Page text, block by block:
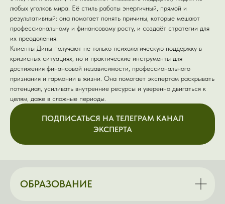
любых уголков мира. Её стиль работы энергичный, прямой и
результативный: она помогает понять причины, которые мешают
профессиональному и финансовому росту, и создаёт стратегии для
их преодоления.
Клиенты Дины получают не только психологическую поддержку в
кризисных ситуациях, но и практические инструменты для
достижения финансовой независимости, профессионального
признания и гармонии в жизни. Она помогает экспертам раскрывать
потенциал, усиливать внутренние ресурсы и уверенно двигаться к
целям, даже в сложные периоды.
ПОДПИСАТЬСЯ НА ТЕЛЕГРАМ КАНАЛ
ЭКСПЕРТА
ОБРАЗОВАНИЕ